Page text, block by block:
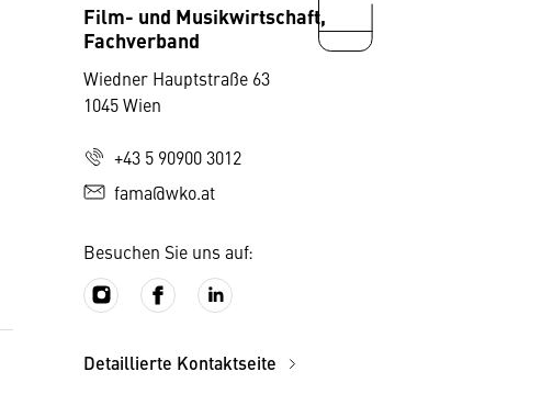
Film- und Musikwirtschaft,
Fachverband
Wiedner Hauptstraße 63
1045 Wien
+43 5 90900 3012
fama@wko.at
Besuchen Sie uns auf:
Detaillierte Kontaktseite